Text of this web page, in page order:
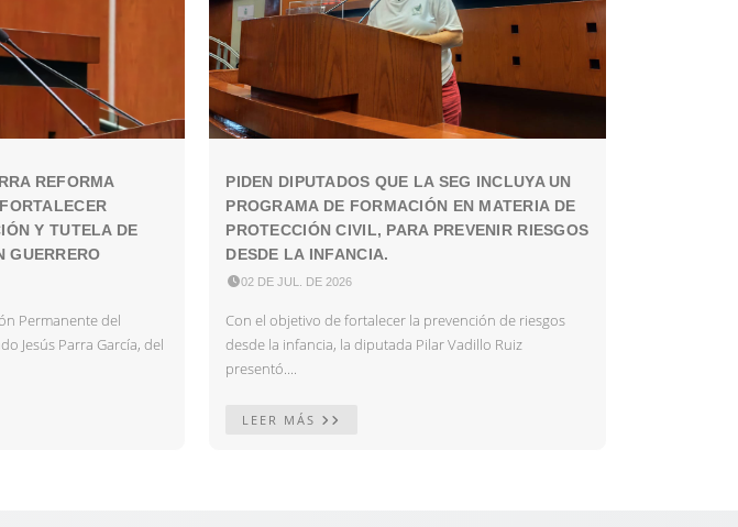
REFORMA
Y TUTELA DE
GUERRERO
Permanente del
Jesús Parra García, del
PIDEN DIPUTADOS QUE LA SEG INCLUYA UN
PROGRAMA DE FORMACIÓN EN MATERIA DE
PROTECCIÓN CIVIL, PARA PREVENIR RIESGOS
DESDE LA INFANCIA.
02 DE JUL. DE 2026
Con el objetivo de fortalecer la prevención de riesgos
desde la infancia, la diputada Pilar Vadillo Ruiz
presentó....
LEER MÁS